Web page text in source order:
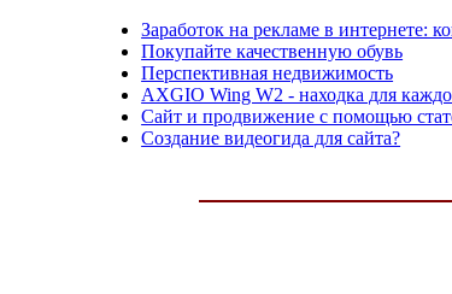
Заработок на рекламе в интернете:
Покупайте качественную обувь
Перспективная недвижимость
AXGIO Wing W2 - находка для
Сайт и продвижение с помощью
Создание видеогида для сайта?